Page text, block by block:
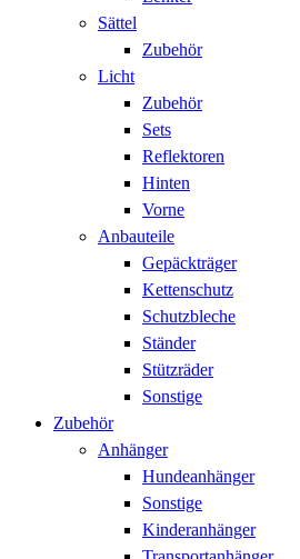
Sättel
Zubehör
Licht
Zubehör
Sets
Reflektoren
Hinten
Vorne
Anbauteile
Gepäckträger
Kettenschutz
Schutzbleche
Ständer
Stützräder
Sonstige
Zubehör
Anhänger
Hundeanhänger
Sonstige
Kinderanhänger